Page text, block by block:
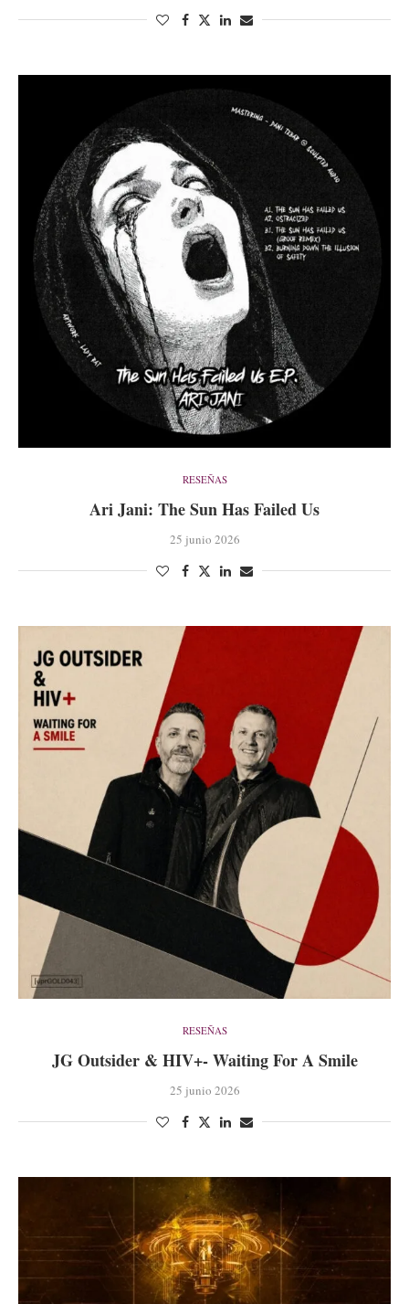
RESEÑAS
Ari Jani: The Sun Has Failed Us
25 junio 2026
RESEÑAS
JG Outsider & HIV+- Waiting For A Smile
25 junio 2026